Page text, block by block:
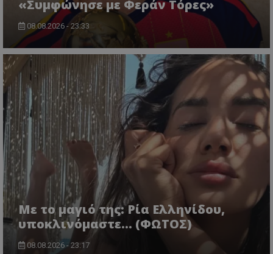
«Συμφώνησε με Φεράν Τόρες»
08.08.2026 - 23:33
Με το μαγιό της: Ρία Ελληνίδου,
υποκλινόμαστε… (ΦΩΤΟΣ)
08.08.2026 - 23:17